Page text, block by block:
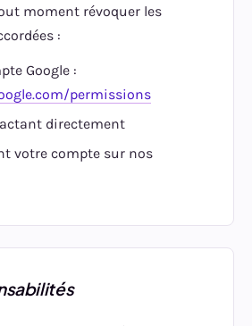
moment révoquer les
:
Google :
permissions
directement
votre compte sur nos